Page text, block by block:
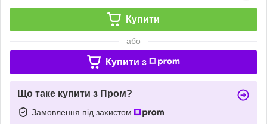
Купити
або
Купити з
Що таке купити з Пром?
Замовлення під захистом